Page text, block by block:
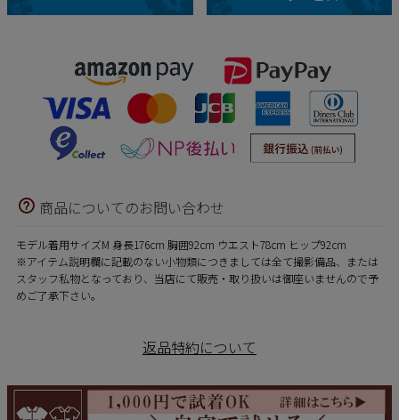
商品についてのお問い合わせ
モデル着用サイズM 身長176cm 胸囲92cm ウエスト78cm ヒップ92cm
※アイテム説明欄に記載のない小物類につきましては全て撮影備品、または
スタッフ私物となっており、当店にて販売・取り扱いは御座いませんので予
めご了承下さい。
返品特約について